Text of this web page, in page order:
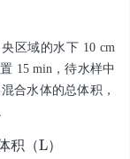
区域的水下 10 cm
15 min，待水样中
合水体的总体积，
积 （ ）
积（ L）